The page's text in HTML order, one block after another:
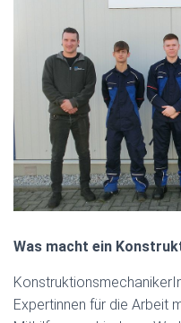
Was macht ein
Expertinnen für die Arbeit